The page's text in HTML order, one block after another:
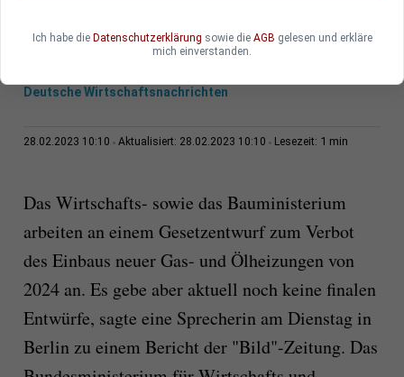
Deutsche Wirtschaftsnachrichten
28.02.2023 10:10 Aktualisiert: 28.02.2023 10:10 Lesezeit: 1 min
Das Wirtschafts- sowie das Bauministerium
arbeiten an einem Gesetzentwurf zum Verbot
des Einbaus neuer Gas- und Ölheizungen von
2024 an. Es gebe aber aktuell noch keine finalen
Entwürfe, sagte eine Sprecherin am Dienstag in
Berlin zu einem Bericht der "Bild"-Zeitung. Das
Ich habe die Datenschutzerklärung sowie die AGB gelesen und erkläre
mich einverstanden.